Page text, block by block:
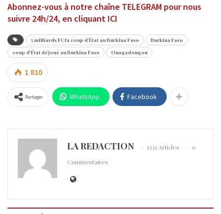
Abonnez-vous à notre chaîne TELEGRAM pour nous
suivre 24h/24, en cliquant ICI
5 milliards FCfa coup d'État au Burkina Faso
Burkina Faso
coup d'État déjoué au Burkina Faso
Ouagadougou
1 810
Partager WhatsApp Facebook
LA REDACTION 5321 Articles
0
Commentaires